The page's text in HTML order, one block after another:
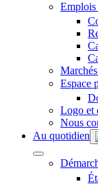
Emplois
Espace
Logo et
Nous
Au quotidien